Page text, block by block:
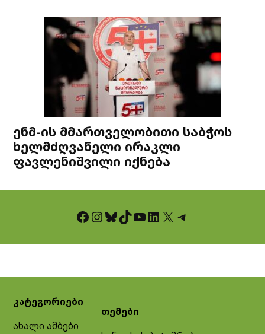
ენმ-ის მმართველობითი საბჭოს
ხელმძღვანელი ირაკლი
ფავლენიშვილი იქნება
Facebook InstagramBluesky TikTok YouTube LinkedIn X Telegram
კატეგორიები
ახალი ამბები
თემები